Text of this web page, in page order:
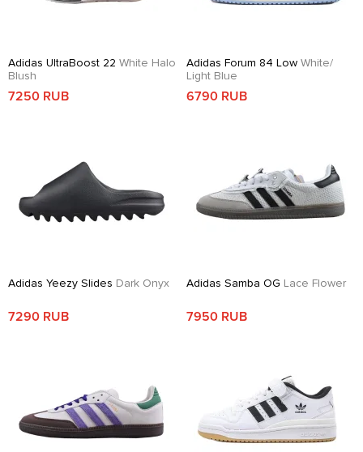
Adidas UltraBoost 22 White Halo
Blush
7250 RUB
Adidas Forum 84 Low White/
Light Blue
6790 RUB
Adidas Yeezy Slides Dark Onyx
7290 RUB
Adidas Samba OG Lace Flower
7950 RUB